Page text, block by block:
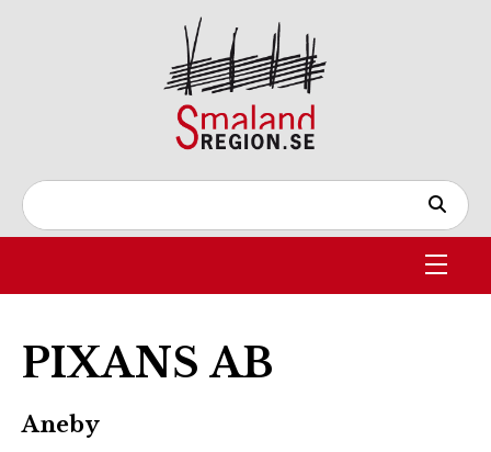
PIXANS AB
Aneby